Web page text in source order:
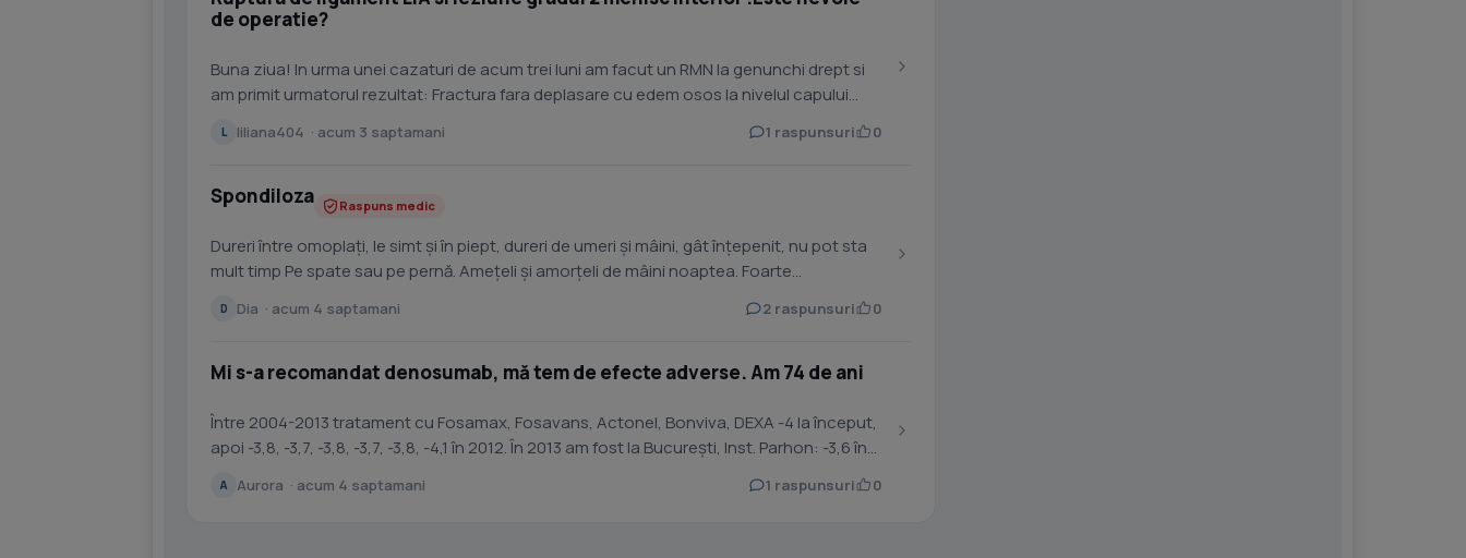
de operatie?
Buna ziua! In urma unei cazaturi de acum trei luni am facut un RMN la genunchi drept si
am primit urmatorul rezultat: Fractura fara deplasare cu edem osos la nivelul capului
L liliana404 · acum 3 saptamani 1 raspunsuri 0
Spondiloza Raspuns medic
Dureri între omoplați, le simt și în piept, dureri de umeri și mâini, gât înțepenit, nu pot sta
mult timp Pe spate sau pe pernă. Amețeli și amorțeli de mâini noaptea. Foarte...
D Dia · acum 4 saptamani 2 raspunsuri 0
Mi s-a recomandat denosumab, mă tem de efecte adverse. Am 74 de ani
Între 2004-2013 tratament cu Fosamax, Fosavans, Actonel, Bonviva, DEXA -4 la început,
apoi -3,8, -3,7, -3,8, -3,7, -3,8, -4,1 în 2012. În 2013 am fost la București, Inst. Parhon: -3,6 în...
A Aurora · acum 4 saptamani 1 raspunsuri 0